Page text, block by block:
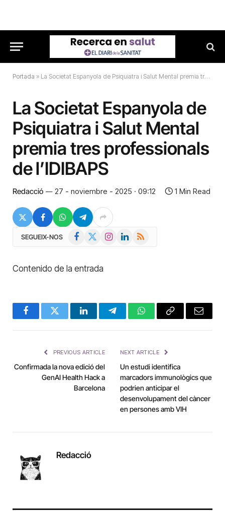
Portada » La Societat Espanyola de Psiquiatra i Salut Mental premia tres professionals de l’IDIBAPS
La Societat Espanyola de
Psiquiatra i Salut Mental
premia tres professionals
de l’IDIBAPS
Redacció 27 - noviembre - 2025 · 09:12 1 Min Read
SEGUEIX-NOS Facebook InstagramLinkedIn
RSS
Contenido de la entrada
FacebookTwitter LinkedInTelegramWhatsAppCopy
Email
PREVIOUS ARTICLE
Confirmada la nova edició del
GenAI Health Hack a
Barcelona
NEXT ARTICLE
Un estudi identifica
marcadors immunològics que
podrien anticipar el
desenvolupament del càncer
en persones amb VIH
Redacció